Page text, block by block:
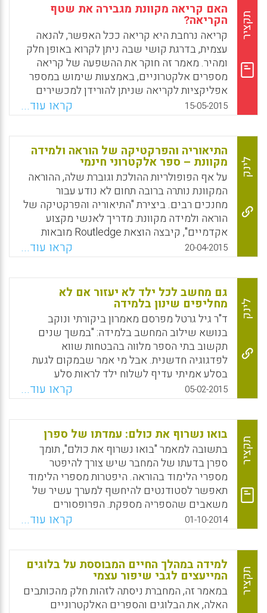
בגרמניה ואיטליה ו- 1% בשוודיה ונורבגיה (יפה
אהרוני).
WhatsApp
Facebook
Email
X
תקציר
האם קריאה מקוונת מגבירה את שטף
הקריאה?
קריאה נרחבת היא קריאה ככל האפשר, להנאה
עצמית, בדרגת קושי שבה ניתן לקרוא באופן חלק
ומהיר. מאמר זה חוקר את ההשפעה של קריאה
מספרים אלקטרוניים, באמצעות שימוש במספר
אפליקציות לקריאה שניתן להורידן למכשירים
האלקטרוניים של הסטודנטים, בניגוד לקריאת
ספר בהקשר של לומדי אנגלית כשפה שנייה.
המאמר מכוון לספק תשובות לגבי האופן שבו
קריאת ספרים אלקטרוניים משפיעה על קצב
הקריאה של הסטודנטים, על הבנת הנקרא שלהם,
ועל עמדותיהם לגבי קריאה (Akbar, Rahima S;
Taqi, Hanan A; Dashti, Abdulmohsin A; Sadeq,
Taiba M, 2015).
WhatsApp
Facebook
Email
X
15-05-2015 קראו עוד...
לינק
התיאוריה והפרקטיקה של הוראה ולמידה
מקוונת – ספר אלקטרוני חינמי
על אף הפופולריות ההולכת וגוברת שלה, ההוראה
המקוונת נותרה ברובה תחום לא נודע עבור
מחנכים רבים. ביצירת "התיאוריה והפרקטיקה של
הוראה ולמידה מקוונת: מדריך לאנשי מקצוע
אקדמיים", קיבצה הוצאת Routledge מובאות
מתוך מבחר מהכותרים המובילים שלה, אשר
נכתבו כולם בידי מומחים בתחום. הספר נפתח
ביסודות, תוך מענה לשאלותיכם ומציע המלצות
ועצות מעשיות. הספר ממשיך משם לשאלות לגבי
תיאוריה והוראה מקוונת, ומתבונן במספר כיוונים
שונים כדי לחקור את ההוראה המקוונת בעת
שהיא ממשיכה לצמוח (Routledge).
WhatsApp
Facebook
Email
X
20-04-2015 קראו עוד...
לינק
גם מחשב לכל ילד לא יעזור אם לא
מחליפים שינון בלמידה
ד"ר גיל גרטל מפרסם מאמרון ביקורתי ונוקב
בנושא שילוב המחשב בלמידה: "במשך שנים
תקשוב בתי הספר מלווה בהבטחות שווא
לפדגוגיה חדשנית. אבל מי אמר שבמקום לגעת
בסלע אמיתי עדיף לשלוח ילד לראות סלע
במחשב? האם יתכן שהמניע הוא לא חינוכי, אלא
כלכלי? הטענה שאינטראקציה עם אפליקציה
תטיב עם הילדים שלנו יותר מאשר אינטראקציה
עם העולם הממשי ועם בני אדם סביבם היא
טענה מגוחכת. אם רוצים לשרת את הלמידה, צריך
לתת מענה לתכונות של הלמידה, לאופן בו היא
מתהווה ומתפתחת בגיל צעיר. המחשבים והרשת,
כמו אנציקלופדיות וספרי הלימוד, משרתים היטב
את אלה שכבר יודעים. אלה שרכשו כבר את
מושגי היסוד ואת יכולות החשיבה, שמאפשרים
להם לנוע במרחב הדעת מתוך בחירות בעלות
WhatsApp
Facebook
Email
X
05-02-2015 קראו עוד...
תקציר
בואו נשרוף את כולם: עמדתו של ספרן
בתשובה למאמר "בואו נשרוף את כולם", תומך
ספרן בדעתו של המחבר שיש צורך להיפטר
מספרי הלימוד בהוראה. היפטרות מספרי הלימוד
תאפשר לסטודנטים להיחשף למערך עשיר של
משאבים שהספריה מספקת. הפרופסורים
והספרנים יוכלו לעבוד בצמוד יחד ביצירת
אוספים שיתמכו בלמידה בכיתה (Werner, Roye,
2014).
WhatsApp
Facebook
Email
X
01-10-2014 קראו עוד...
תקציר
למידה במהלך החיים המבוססת על בלוגים
המייעצים לגבי שיפור עצמי
במאמר זה, המחברת ניסתה לזהות חלק מהכותבים
האלה, את הבלוגים והספרים האלקטרוניים